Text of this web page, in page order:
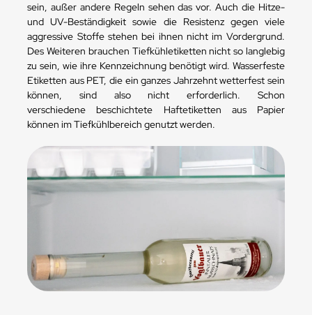
sein, außer andere Regeln sehen das vor. Auch die Hitze-
und UV-Beständigkeit sowie die Resistenz gegen viele
aggressive Stoffe stehen bei ihnen nicht im Vordergrund.
Des Weiteren brauchen Tiefkühletiketten nicht so langlebig
zu sein, wie ihre Kennzeichnung benötigt wird. Wasserfeste
Etiketten aus PET, die ein ganzes Jahrzehnt wetterfest sein
können, sind also nicht erforderlich. Schon
verschiedene beschichtete Haftetiketten aus Papier
können im Tiefkühlbereich genutzt werden.